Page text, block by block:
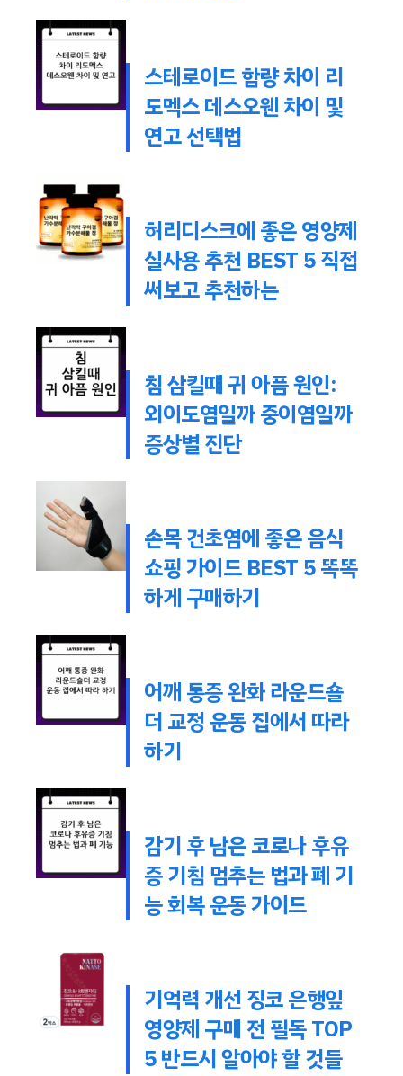
스테로이드 함량 차이 리
도멕스 데스오웬 차이 및
연고 선택법
허리디스크에 좋은 영양제
실사용 추천 BEST 5 직접
써보고 추천하는
침 삼킬때 귀 아픔 원인:
외이도염일까 중이염일까
증상별 진단
손목 건초염에 좋은 음식
쇼핑 가이드 BEST 5 똑똑
하게 구매하기
어깨 통증 완화 라운드숄
더 교정 운동 집에서 따라
하기
감기 후 남은 코로나 후유
증 기침 멈추는 법과 폐 기
능 회복 운동 가이드
기억력 개선 징코 은행잎
영양제 구매 전 필독 TOP
5 반드시 알아야 할 것들